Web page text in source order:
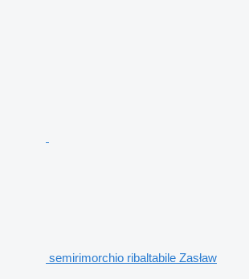
semirimorchio ribaltabile Zasław